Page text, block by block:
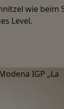
wie
Level.